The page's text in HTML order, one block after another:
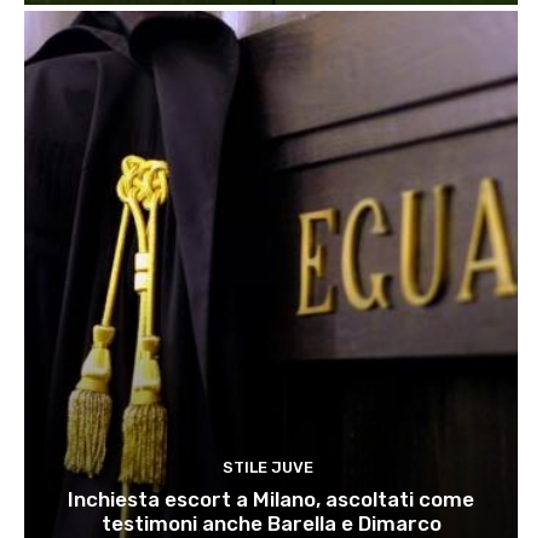
STILE JUVE
Inchiesta escort a Milano, ascoltati come
testimoni anche Barella e Dimarco